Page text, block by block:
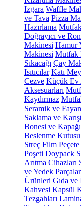
Izgara Waffle
ve Tava Pizza
Hazırlama Mutfak
Doğrayıcı ve
Makinesi Hamur
Makinesi Mutfak
Sıkacağı Çay
Isıtıcılar Katı
Cezve Küçük Ev
Aksesuarları
Kaydırmaz
Seramik ve
Saklama ve
Bonesi ve Kapağı
Beslenme Kutusu
Streç Film
Poşeti Doypack
Arıtma Cihazları
ve Yedek
Ürünleri Gıda ve
Kahvesi Kapsül
Tezgahları